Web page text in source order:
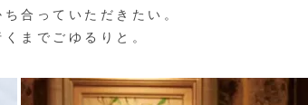
合っていただきたい。
までごゆるりと。